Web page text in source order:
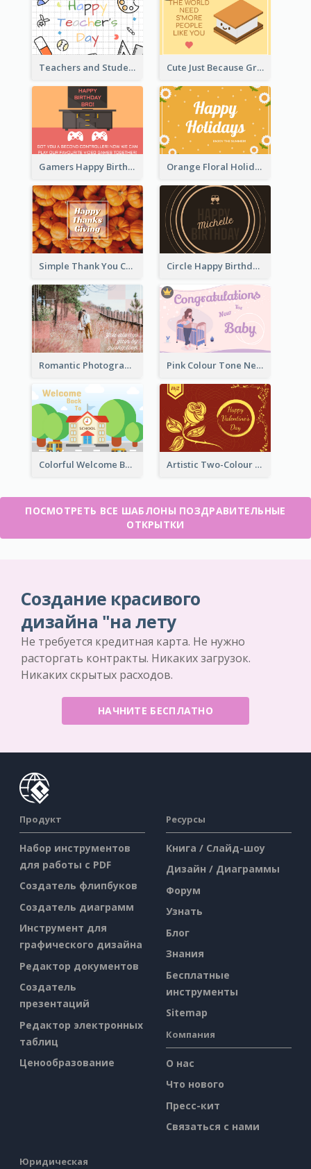
Teachers and Students Greeting Card Cute Just Because Greeting Card
Gamers Happy Birthday Card Orange Floral Holidays Celebration Card
Simple Thank You Card Circle Happy Birthday Greeting Card
Romantic Photography Greeting Card Pink Colour Tone New Baby Illustrated Greeting Card
Colorful Welcome Back School Greeting Card Artistic Two-Colour Valentine's Day Greeting Card
ПОСМОТРЕТЬ ВСЕ ШАБЛОНЫ ПОЗДРАВИТЕЛЬНЫЕ
ОТКРЫТКИ
Создание красивого
дизайна "на лету
Не требуется кредитная карта. Не нужно
расторгать контракты. Никаких загрузок.
Никаких скрытых расходов.
НАЧНИТЕ БЕСПЛАТНО
Продукт
Набор инструментов
для работы с PDF
Создатель флипбуков
Создатель диаграмм
Инструмент для
графического дизайна
Редактор документов
Создатель
презентаций
Редактор электронных
таблиц
Ценообразование
Ресурсы
Книга / Слайд-шоу
Дизайн / Диаграммы
Форум
Узнать
Блог
Знания
Бесплатные
инструменты
Sitemap
Компания
О нас
Что нового
Пресс-кит
Связаться с нами
Юридическая